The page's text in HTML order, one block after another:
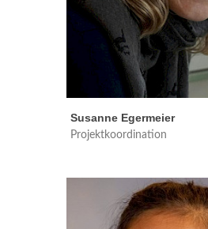
Susanne Egermeier
Projektkoordination